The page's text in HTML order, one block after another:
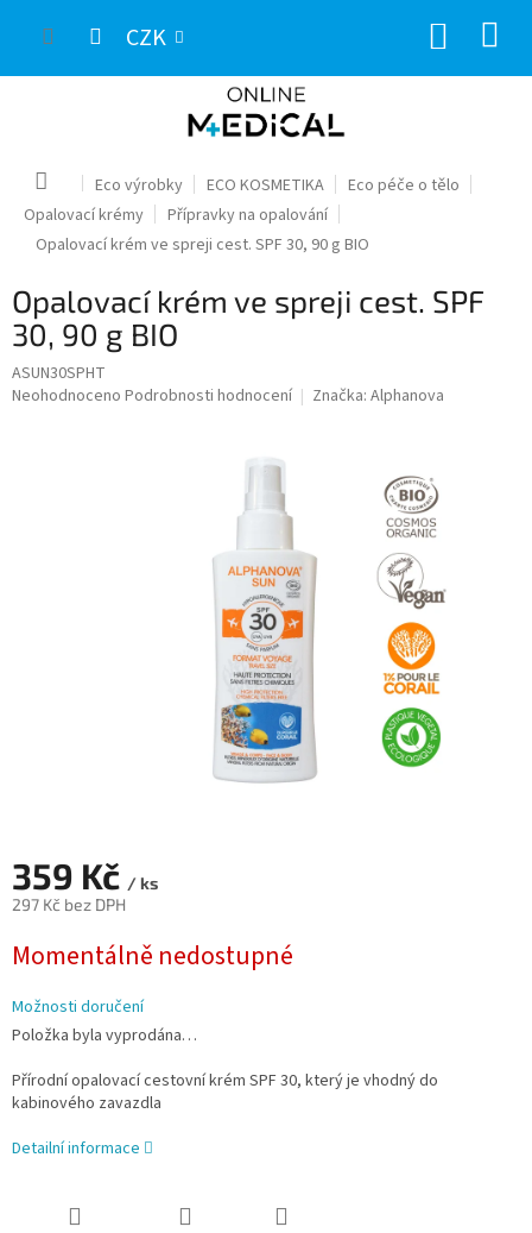
CZK
Domů Eco výrobky ECO KOSMETIKA
Eco péče o tělo
Opalovací krémy
Přípravky na opalování
Opalovací krém ve spreji cest. SPF 30, 90 g BIO
Opalovací krém ve spreji cest. SPF
30, 90 g BIO
ASUN30SPHT
Průměrné
Neohodnoceno Podrobnosti hodnocení Značka: Alphanova
359 Kč / ks
297 Kč bez DPH
cena:
Momentálně nedostupné
Možnosti doručení
Položka byla vyprodána…
Přírodní opalovací cestovní krém SPF 30, který je vhodný do
kabinového zavazdla
Detailní informace